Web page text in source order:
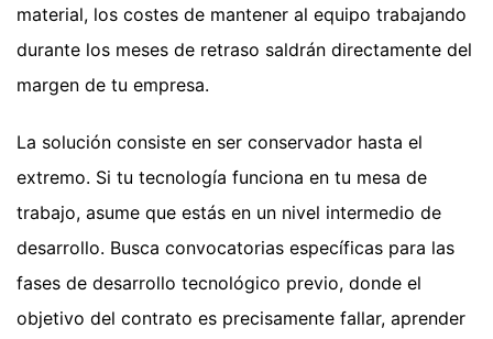
material, los costes de mantener al equipo trabajando
durante los meses de retraso saldrán directamente del
margen de tu empresa.
La solución consiste en ser conservador hasta el
extremo. Si tu tecnología funciona en tu mesa de
trabajo, asume que estás en un nivel intermedio de
desarrollo. Busca convocatorias específicas para las
fases de desarrollo tecnológico previo, donde el
objetivo del contrato es precisamente fallar, aprender